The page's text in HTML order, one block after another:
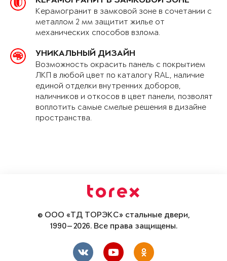
Керамогранит в замковой зоне в сочетании с
металлом 2 мм защитит жилье от
механических способов взлома.
УНИКАЛЬНЫЙ ДИЗАЙН
Возможность окрасить панель с покрытием
ЛКП в любой цвет по каталогу RAL, наличие
единой отделки внутренних доборов,
наличников и откосов в цвет панели, позволят
воплотить самые смелые решения в дизайне
пространства.
© ООО «ТД ТОРЭКС» стальные двери,
1990—2026. Все права защищены.